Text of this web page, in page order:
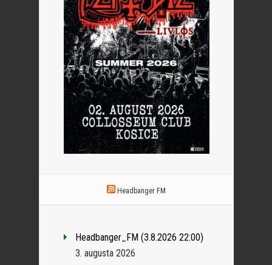
Headbanger FM
Headbanger_FM (3.8.2026 22:00)
3. augusta 2026